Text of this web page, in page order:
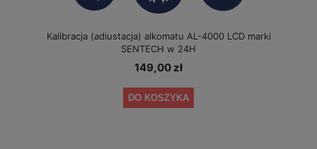
Kalibracja (adiustacja) alkomatu AL-4000 LCD marki
SENTECH w 24H
149,00 zł
DO KOSZYKA